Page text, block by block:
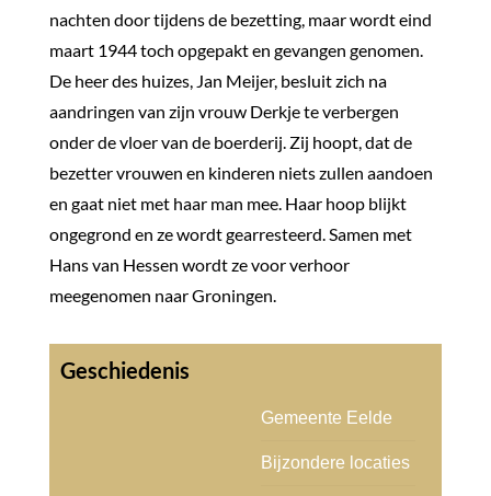
nachten door tijdens de bezetting, maar wordt eind
maart 1944 toch opgepakt en gevangen genomen.
De heer des huizes, Jan Meijer, besluit zich na
aandringen van zijn vrouw Derkje te verbergen
onder de vloer van de boerderij. Zij hoopt, dat de
bezetter vrouwen en kinderen niets zullen aandoen
en gaat niet met haar man mee. Haar hoop blijkt
ongegrond en ze wordt gearresteerd. Samen met
Hans van Hessen wordt ze voor verhoor
meegenomen naar Groningen.
Gemeente Eelde
Bijzondere locaties